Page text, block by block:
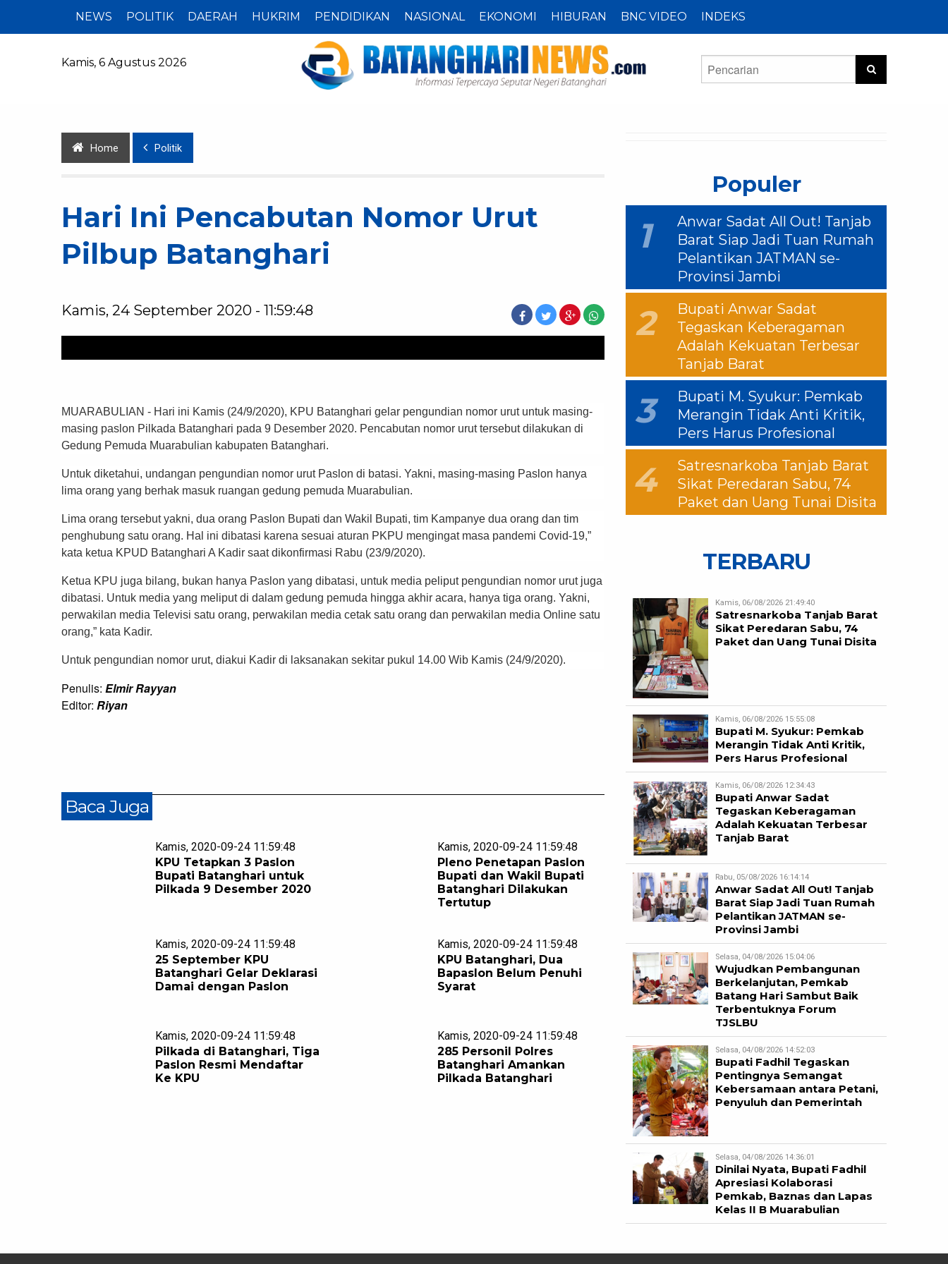
NEWS POLITIK DAERAH HUKRIM PENDIDIKAN NASIONAL EKONOMI HIBURAN BNC VIDEO INDEKS
Kamis, 6 Agustus 2026
Home Politik
Hari Ini Pencabutan Nomor Urut
Pilbup Batanghari
Kamis, 24 September 2020 - 11:59:48
MUARABULIAN - Hari ini Kamis (24/9/2020), KPU Batanghari gelar pengundian nomor urut untuk masing-
masing paslon Pilkada Batanghari pada 9 Desember 2020. Pencabutan nomor urut tersebut dilakukan di
Gedung Pemuda Muarabulian kabupaten Batanghari.
Untuk diketahui, undangan pengundian nomor urut Paslon di batasi. Yakni, masing-masing Paslon hanya
lima orang yang berhak masuk ruangan gedung pemuda Muarabulian.
Lima orang tersebut yakni, dua orang Paslon Bupati dan Wakil Bupati, tim Kampanye dua orang dan tim
penghubung satu orang. Hal ini dibatasi karena sesuai aturan PKPU mengingat masa pandemi Covid-19,”
kata ketua KPUD Batanghari A Kadir saat dikonfirmasi Rabu (23/9/2020).
Ketua KPU juga bilang, bukan hanya Paslon yang dibatasi, untuk media peliput pengundian nomor urut juga
dibatasi. Untuk media yang meliput di dalam gedung pemuda hingga akhir acara, hanya tiga orang. Yakni,
perwakilan media Televisi satu orang, perwakilan media cetak satu orang dan perwakilan media Online satu
orang,” kata Kadir.
Untuk pengundian nomor urut, diakui Kadir di laksanakan sekitar pukul 14.00 Wib Kamis (24/9/2020).
Penulis: Elmir Rayyan
Editor: Riyan
Baca Juga
Kamis, 2020-09-24 11:59:48
KPU Tetapkan 3 Paslon
Bupati Batanghari untuk
Pilkada 9 Desember 2020
Kamis, 2020-09-24 11:59:48
Pleno Penetapan Paslon
Bupati dan Wakil Bupati
Batanghari Dilakukan
Tertutup
Kamis, 2020-09-24 11:59:48
25 September KPU
Batanghari Gelar Deklarasi
Damai dengan Paslon
Kamis, 2020-09-24 11:59:48
KPU Batanghari, Dua
Bapaslon Belum Penuhi
Syarat
Kamis, 2020-09-24 11:59:48
Pilkada di Batanghari, Tiga
Paslon Resmi Mendaftar
Ke KPU
Kamis, 2020-09-24 11:59:48
285 Personil Polres
Batanghari Amankan
Pilkada Batanghari
Populer
1
Anwar Sadat All Out! Tanjab
Barat Siap Jadi Tuan Rumah
Pelantikan JATMAN se-
Provinsi Jambi
2
Bupati Anwar Sadat
Tegaskan Keberagaman
Adalah Kekuatan Terbesar
Tanjab Barat
3
Bupati M. Syukur: Pemkab
Merangin Tidak Anti Kritik,
Pers Harus Profesional
4
Satresnarkoba Tanjab Barat
Sikat Peredaran Sabu, 74
Paket dan Uang Tunai Disita
TERBARU
Kamis, 06/08/2026 21:49:40
Satresnarkoba Tanjab Barat
Sikat Peredaran Sabu, 74
Paket dan Uang Tunai Disita
Kamis, 06/08/2026 15:55:08
Bupati M. Syukur: Pemkab
Merangin Tidak Anti Kritik,
Pers Harus Profesional
Kamis, 06/08/2026 12:34:43
Bupati Anwar Sadat
Tegaskan Keberagaman
Adalah Kekuatan Terbesar
Tanjab Barat
Rabu, 05/08/2026 16:14:14
Anwar Sadat All Out! Tanjab
Barat Siap Jadi Tuan Rumah
Pelantikan JATMAN se-
Provinsi Jambi
Selasa, 04/08/2026 15:04:06
Wujudkan Pembangunan
Berkelanjutan, Pemkab
Batang Hari Sambut Baik
Terbentuknya Forum
TJSLBU
Selasa, 04/08/2026 14:52:03
Bupati Fadhil Tegaskan
Pentingnya Semangat
Kebersamaan antara Petani,
Penyuluh dan Pemerintah
Selasa, 04/08/2026 14:36:01
Dinilai Nyata, Bupati Fadhil
Apresiasi Kolaborasi
Pemkab, Baznas dan Lapas
Kelas II B Muarabulian